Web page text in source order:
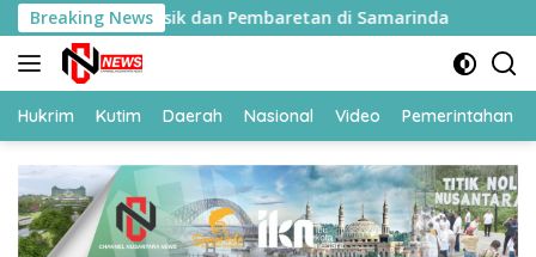
Langsung
ke
konten
Breaking News
Fisik dan Pembaretan di Samarinda 119 CPNS
Hukrim Kutim Daerah Nasional Video Pemerintahan